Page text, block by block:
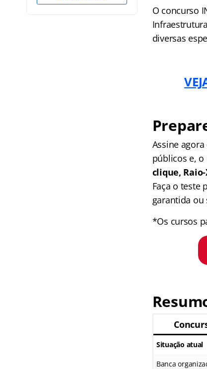
O concurso
diversas
Assine
públicos e,
clique,
Faça o teste
garantida ou
*Os cursos
Situação atual
Banca